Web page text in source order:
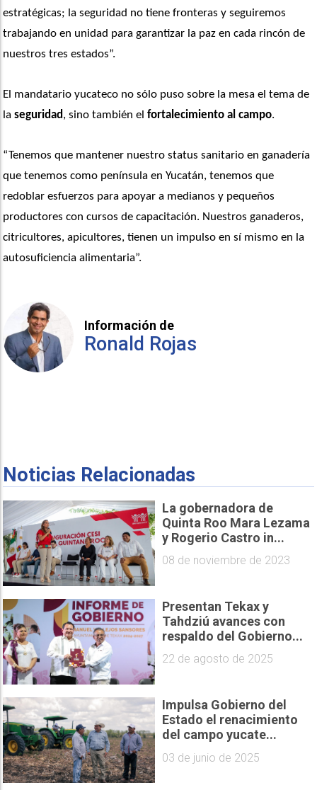
estratégicas; la seguridad no tiene fronteras y seguiremos
trabajando en unidad para garantizar la paz en cada rincón de
nuestros tres estados”.
El mandatario yucateco no sólo puso sobre la mesa el tema de
la seguridad, sino también el fortalecimiento al campo.
“Tenemos que mantener nuestro status sanitario en ganadería
que tenemos como península en Yucatán, tenemos que
redoblar esfuerzos para apoyar a medianos y pequeños
productores con cursos de capacitación. Nuestros ganaderos,
citricultores, apicultores, tienen un impulso en sí mismo en la
autosuficiencia alimentaria”.
Información de
Ronald Rojas
Noticias Relacionadas
La gobernadora de
Quinta Roo Mara Lezama
y Rogerio Castro in...
08 de noviembre de 2023
Presentan Tekax y
Tahdziú avances con
respaldo del Gobierno...
22 de agosto de 2025
Impulsa Gobierno del
Estado el renacimiento
del campo yucate...
03 de junio de 2025